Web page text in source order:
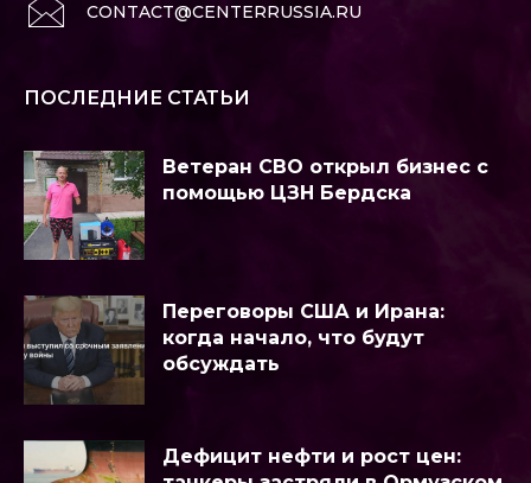
CONTACT@CENTERRUSSIA.RU
ПОСЛЕДНИЕ СТАТЬИ
Ветеран СВО открыл бизнес с
помощью ЦЗН Бердска
Переговоры США и Ирана:
когда начало, что будут
обсуждать
Дефицит нефти и рост цен: